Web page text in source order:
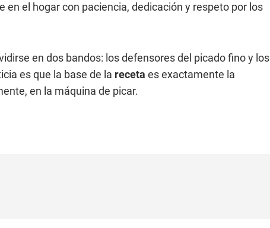
el hogar con paciencia, dedicación y respeto por los
en dos bandos: los defensores del picado fino y los
es que la base de la receta es exactamente la
en la máquina de picar.